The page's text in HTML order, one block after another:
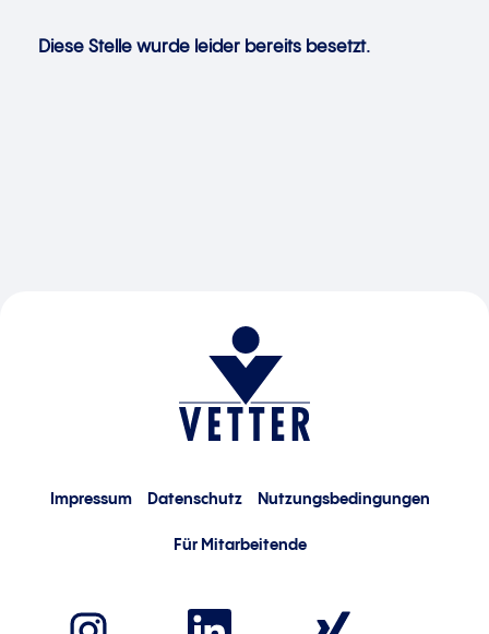
Diese Stelle wurde leider bereits besetzt.
Impressum Datenschutz Nutzungsbedingungen
Für Mitarbeitende
W
W